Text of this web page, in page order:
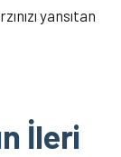
yansıtan
İleri